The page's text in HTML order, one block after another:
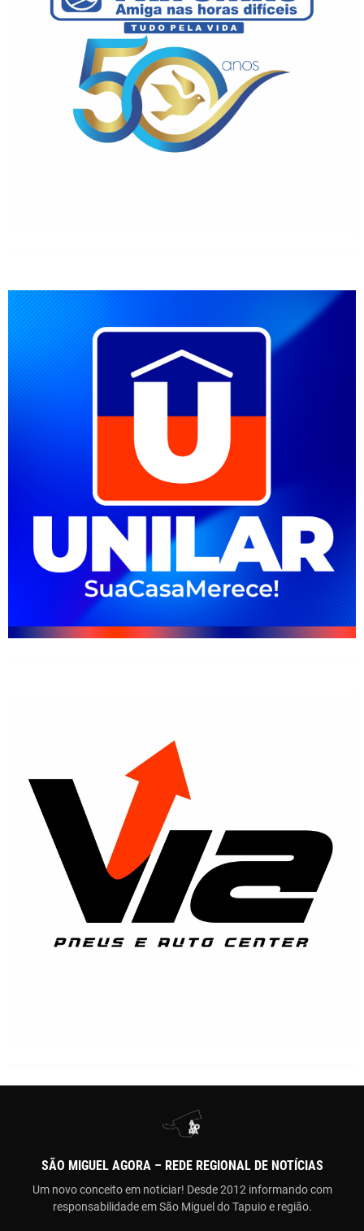
SÃO MIGUEL AGORA – REDE REGIONAL DE NOTÍCIAS
Um novo conceito em noticiar! Desde 2012 informando com
responsabilidade em São Miguel do Tapuio e região.